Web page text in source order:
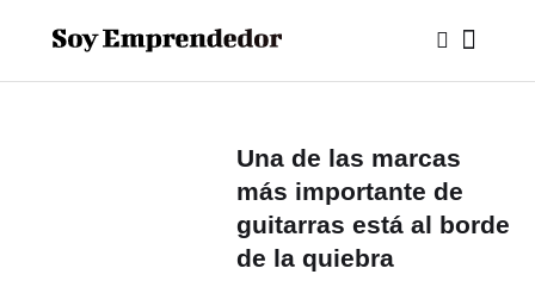
Una de las marcas
más importante de
guitarras está al borde
de la quiebra